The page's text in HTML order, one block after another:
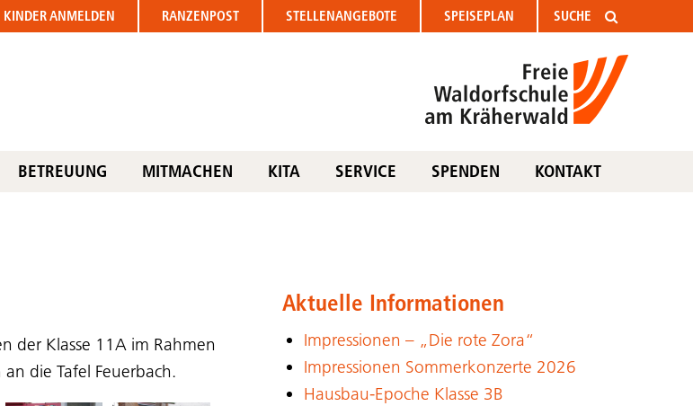
KINDERANMELDEN RANZENPOST STELLENANGEBOTE SPEISEPLAN
BETREUUNG MITMACHEN KITA SERVICE SPENDEN KONTAKT
der Klasse 11A im Rahmen
die Tafel Feuerbach.
Aktuelle Informationen
Impressionen – „Die rote Zora“
Impressionen Sommerkonzerte 2026
Hausbau-Epoche Klasse 3B